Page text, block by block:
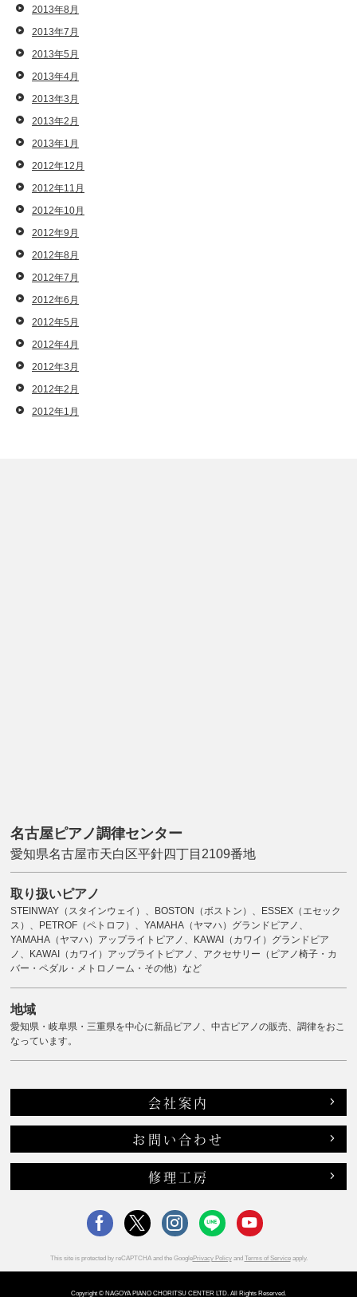
2013年8月
2013年7月
2013年5月
2013年4月
2013年3月
2013年2月
2013年1月
2012年12月
2012年11月
2012年10月
2012年9月
2012年8月
2012年7月
2012年6月
2012年5月
2012年4月
2012年3月
2012年2月
2012年1月
名古屋ピアノ調律センター
愛知県名古屋市天白区平針四丁目2109番地
取り扱いピアノ
STEINWAY（スタインウェイ）、BOSTON（ボストン）、ESSEX（エセック
ス）、PETROF（ペトロフ）、YAMAHA（ヤマハ）グランドピアノ、
YAMAHA（ヤマハ）アップライトピアノ、KAWAI（カワイ）グランドピア
ノ、KAWAI（カワイ）アップライトピアノ、アクセサリー（ピアノ椅子・カ
バー・ペダル・メトロノーム・その他）など
地域
愛知県・岐阜県・三重県を中心に新品ピアノ、中古ピアノの販売、調律をおこ
なっています。
会社案内
お問い合わせ
修理工房
This site is protected by reCAPTCHA and the GooglePrivacy Policyand Terms of Serviceapply.
Copyright © NAGOYA PIANO CHORITSU CENTER LTD. All Rights Reserved.